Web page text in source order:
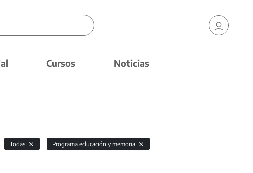
Cursos Noticias
Todas Programa educación y memoria